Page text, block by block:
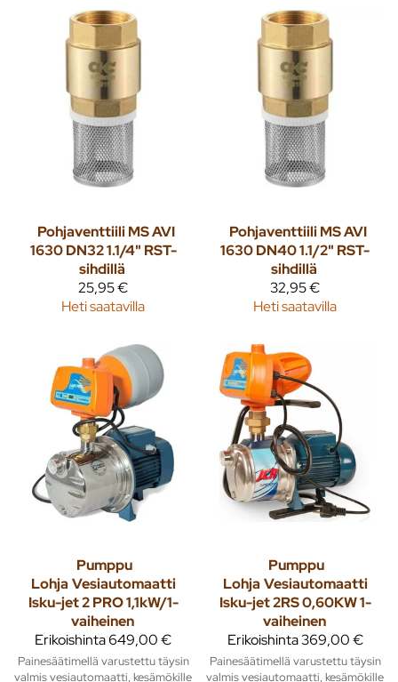
Pohjaventtiili MS AVI
1630 DN32 1.1/4" RST-
sihdillä
25,95 €
Heti saatavilla
Pohjaventtiili MS AVI
1630 DN40 1.1/2" RST-
sihdillä
32,95 €
Heti saatavilla
Pumppu
Lohja Vesiautomaatti
Isku-jet 2 PRO 1,1kW/1-
vaiheinen
Erikoishinta649,00 €
Painesäätimellä varustettu täysin
valmis vesiautomaatti, kesämökille
Pumppu
Lohja Vesiautomaatti
Isku-jet 2RS 0,60KW 1-
vaiheinen
Erikoishinta369,00 €
Painesäätimellä varustettu täysin
valmis vesiautomaatti, kesämökille